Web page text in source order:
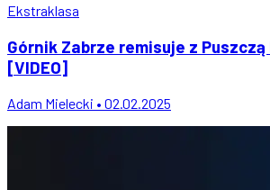
Ekstraklasa
Górnik Zabrze remisuje z Puszczą
[VIDEO]
Adam Mielecki • 02.02.2025